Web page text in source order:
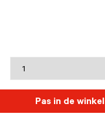
Pas in de winkel